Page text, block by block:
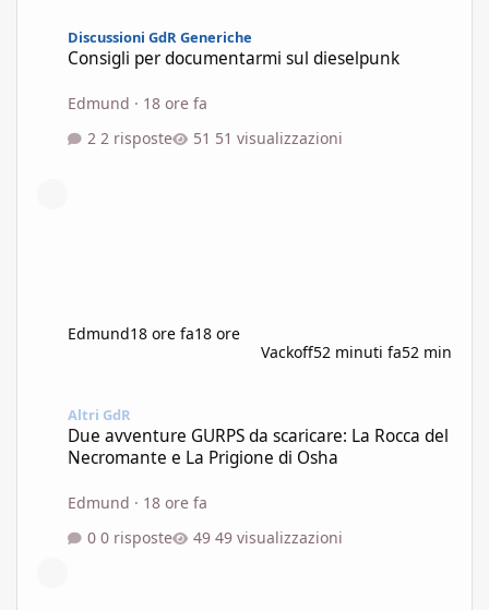
Discussioni GdR Generiche
Consigli per documentarmi sul dieselpunk
Edmund · 18 ore fa
2 risposte
51 visualizzazioni
Edmund18 ore fa18 ore
Vackoff52 minuti fa52 min
Altri GdR
Due avventure GURPS da scaricare: La Rocca del
Necromante e La Prigione di Osha
Edmund · 18 ore fa
0 risposte
49 visualizzazioni